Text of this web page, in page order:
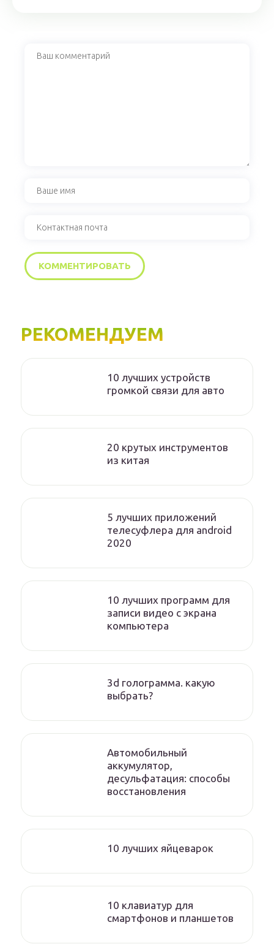
РЕКОМЕНДУЕМ
10 лучших устройств
громкой связи для авто
20 крутых инструментов
из китая
5 лучших приложений
телесуфлера для android
2020
10 лучших программ для
записи видео с экрана
компьютера
3d голограмма. какую
выбрать?
Автомобильный
аккумулятор,
десульфатация: способы
восстановления
10 лучших яйцеварок
10 клавиатур для
смартфонов и планшетов